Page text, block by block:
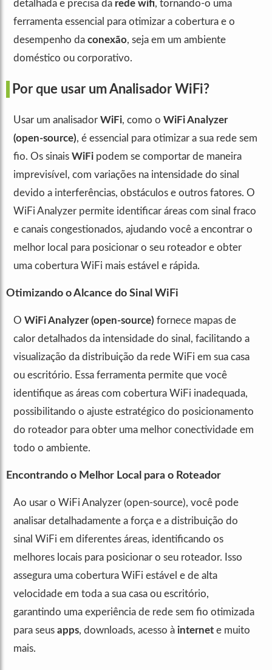
detalhada e precisa da rede wifi, tornando-o uma
ferramenta essencial para otimizar a cobertura e o
desempenho da conexão, seja em um ambiente
doméstico ou corporativo.
Por que usar um Analisador WiFi?
Usar um analisador WiFi, como o WiFi Analyzer
(open-source), é essencial para otimizar a sua rede sem
fio. Os sinais WiFi podem se comportar de maneira
imprevisível, com variações na intensidade do sinal
devido a interferências, obstáculos e outros fatores. O
WiFi Analyzer permite identificar áreas com sinal fraco
e canais congestionados, ajudando você a encontrar o
melhor local para posicionar o seu roteador e obter
uma cobertura WiFi mais estável e rápida.
Otimizando o Alcance do Sinal WiFi
O WiFi Analyzer (open-source) fornece mapas de
calor detalhados da intensidade do sinal, facilitando a
visualização da distribuição da rede WiFi em sua casa
ou escritório. Essa ferramenta permite que você
identifique as áreas com cobertura WiFi inadequada,
possibilitando o ajuste estratégico do posicionamento
do roteador para obter uma melhor conectividade em
todo o ambiente.
Encontrando o Melhor Local para o Roteador
Ao usar o WiFi Analyzer (open-source), você pode
analisar detalhadamente a força e a distribuição do
sinal WiFi em diferentes áreas, identificando os
melhores locais para posicionar o seu roteador. Isso
assegura uma cobertura WiFi estável e de alta
velocidade em toda a sua casa ou escritório,
garantindo uma experiência de rede sem fio otimizada
para seus apps, downloads, acesso à internet e muito
mais.